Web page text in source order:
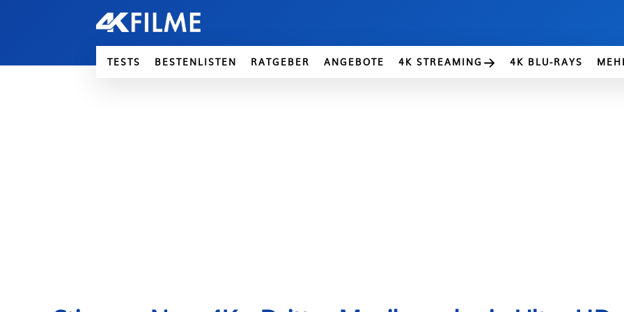
TESTS BESTENLISTEN RATGEBER ANGEBOTE 4K STREAMING 4K BLU-RAYS